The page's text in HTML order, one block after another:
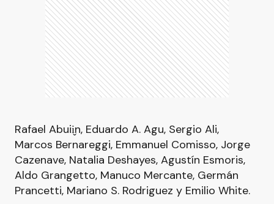
Rafael Abuii̬n, Eduardo A. Agu, Sergio Ali,
Marcos Bernareggi, Emmanuel Comisso, Jorge
Cazenave, Natalia Deshayes, Agustín Esmoris,
Aldo Grangetto, Manuco Mercante, Germán
Prancetti, Mariano S. Rodriguez y Emilio White.